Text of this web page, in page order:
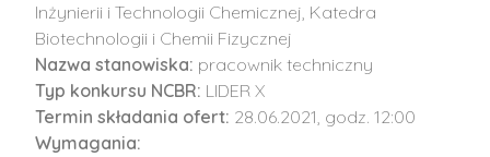
Inżynierii i Technologii Chemicznej, Katedra
Biotechnologii i Chemii Fizycznej
Nazwa stanowiska: pracownik techniczny
Typ konkursu NCBR: LIDER X
Termin składania ofert: 28.06.2021, godz. 12:00
Wymagania: